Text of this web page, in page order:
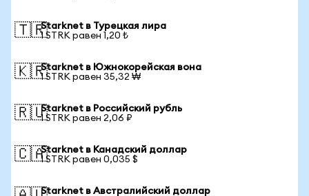
🇹🇷Starknet в Турецкая лира
1 STRK равен 1,20 ₺
🇰🇷Starknet в Южнокорейская вона
1 STRK равен 35,32 ₩
🇷🇺Starknet в Российский рубль
1 STRK равен 2,06 ₽
🇨🇦Starknet в Канадский доллар
1 STRK равен 0,035 $
Starknet в Австралийский доллар